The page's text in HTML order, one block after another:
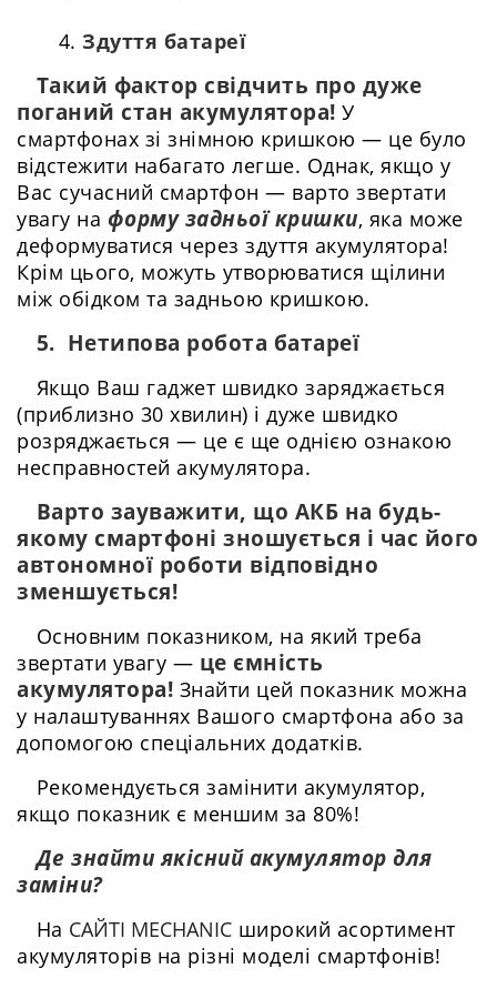
Здуття батареї
Такий фактор свідчить про дуже
поганий стан акумулятора! У
смартфонах зі знімною кришкою — це було
відстежити набагато легше. Однак, якщо у
Вас сучасний смартфон — варто звертати
увагу на форму задньої кришки, яка може
деформуватися через здуття акумулятора!
Крім цього, можуть утворюватися щілини
між обідком та задньою кришкою.
5. Нетипова робота батареї
Якщо Ваш гаджет швидко заряджається
(приблизно 30 хвилин) і дуже швидко
розряджається — це є ще однією ознакою
несправностей акумулятора.
Варто зауважити, що АКБ на будь-
якому смартфоні зношується і час його
автономної роботи відповідно
зменшується!
Основним показником, на який треба
звертати увагу — це ємність
акумулятора! Знайти цей показник можна
у налаштуваннях Вашого смартфона або за
допомогою спеціальних додатків.
Рекомендується замінити акумулятор,
якщо показник є меншим за 80%!
Де знайти якісний акумулятор для
заміни?
На САЙТІ MECHANIC широкий асортимент
акумуляторів на різні моделі смартфонів!